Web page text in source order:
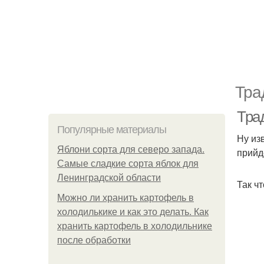
Популярные материалы
Яблони сорта для северо запада.
Самые сладкие сорта яблок для
Ленинградской области
Можно ли хранить картофель в
холодилькике и как это делать. Как
хранить картофель в холодильнике
после обработки
Ну
Так